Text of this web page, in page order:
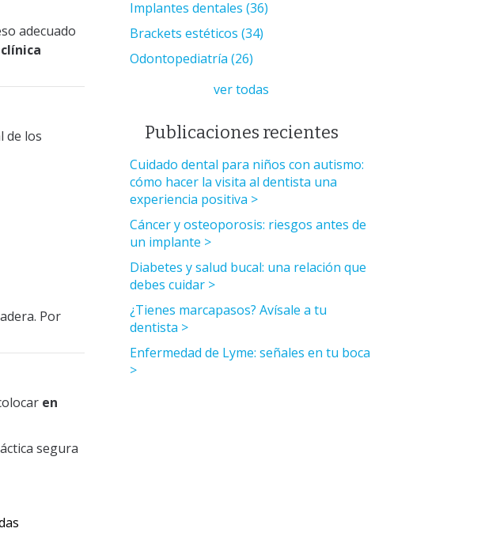
adecuado
clínica
de los
Por
en
segura
Implantes dentales(36)
Brackets estéticos(34)
Odontopediatría(26)
ver todas
Publicaciones recientes
Cuidado dental para niños con autismo:
cómo hacer la visita al dentista una
experiencia positiva
Cáncer y osteoporosis: riesgos antes de
un implante
Diabetes y salud bucal: una relación que
debes cuidar
¿Tienes marcapasos? Avísale a tu
dentista
Enfermedad de Lyme: señales en tu boca